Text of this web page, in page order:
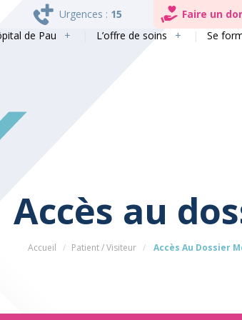
Urgences : 15 Faire un
de Pau
L’offre de soins Se
Accès au
Accueil Patient / Visiteur Accès Au Dossier